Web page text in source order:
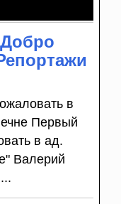
в
Первый
в ад.
Валерий